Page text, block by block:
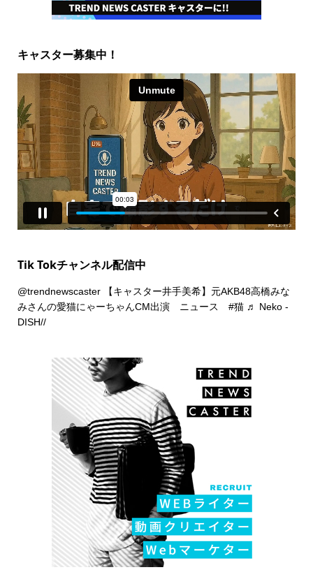
キャスター募集中！
Tik Tokチャンネル配信中
@trendnewscaster【キャスター井手美希】元AKB48高橋みな
みさんの愛猫にゃーちゃんCM出演 ニュース #猫 ♬ Neko -
DISH//